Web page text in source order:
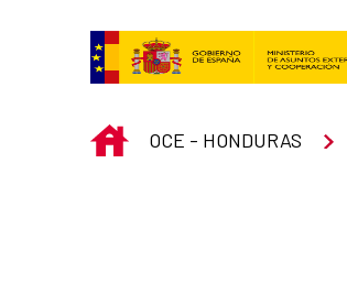
INICIO
OCE - HONDURAS